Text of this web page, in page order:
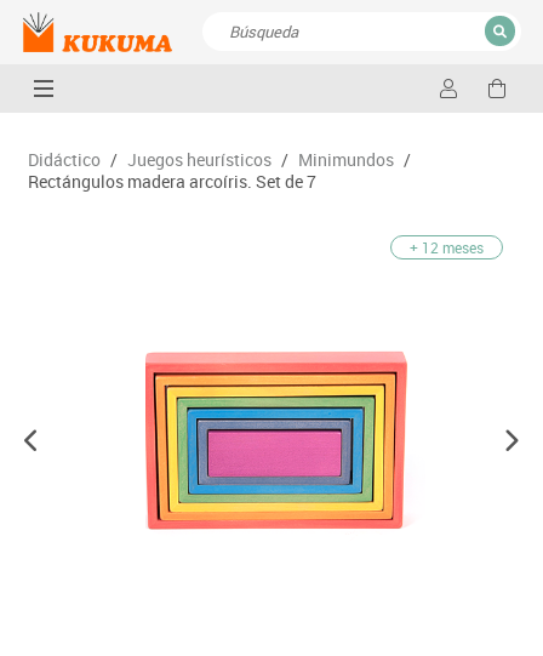
CERRAR
Didáctico / Juegos heurísticos / Minimundos /
Rectángulos madera arcoíris. Set de 7
+ 12 meses